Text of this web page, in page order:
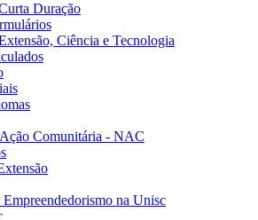
Duração
Ciência e Tecnologia
Comunitária - NAC
Empreendedorismo na Unisc